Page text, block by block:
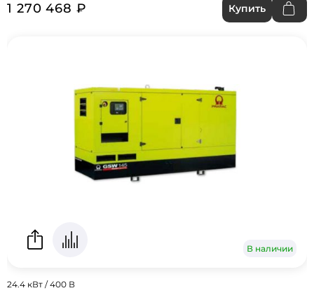
1 270 468 ₽
Купить
В наличии
24.4 кВт / 400 В